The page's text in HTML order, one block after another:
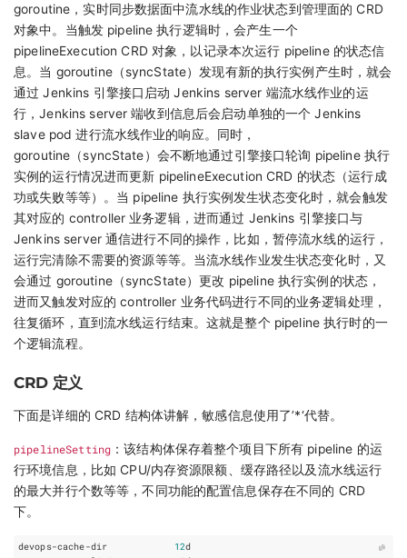
goroutine，实时同步数据面中流水线的作业状态到管理面的 CRD
对象中。当触发 pipeline 执行逻辑时，会产生一个
pipelineExecution CRD 对象，以记录本次运行 pipeline 的状态信
息。当 goroutine（syncState）发现有新的执行实例产生时，就会
通过 Jenkins 引擎接口启动 Jenkins server 端流水线作业的运
行，Jenkins server 端收到信息后会启动单独的一个 Jenkins
slave pod 进行流水线作业的响应。同时，
goroutine（syncState）会不断地通过引擎接口轮询 pipeline 执行
实例的运行情况进而更新 pipelineExecution CRD 的状态（运行成
功或失败等等）。当 pipeline 执行实例发生状态变化时，就会触发
其对应的 controller 业务逻辑，进而通过 Jenkins 引擎接口与
Jenkins server 通信进行不同的操作，比如，暂停流水线的运行，
运行完清除不需要的资源等等。当流水线作业发生状态变化时，又
会通过 goroutine（syncState）更改 pipeline 执行实例的状态，
进而又触发对应的 controller 业务代码进行不同的业务逻辑处理，
往复循环，直到流水线运行结束。这就是整个 pipeline 执行时的一
个逻辑流程。
CRD 定义
下面是详细的 CRD 结构体讲解，敏感信息使用了’*‘代替。
pipelineSetting ：该结构体保存着整个项目下所有 pipeline 的运
行环境信息，比如 CPU/内存资源限额、缓存路径以及流水线运行
的最大并行个数等等，不同功能的配置信息保存在不同的 CRD
下。
devops-cache-dir 12d